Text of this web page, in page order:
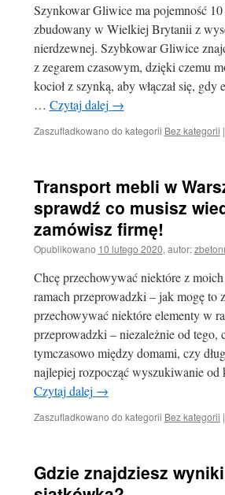
Szynkowar Gliwice ma pojemność
zbudowany w Wielkiej Brytanii z
nierdzewnej. Szybkowar Gliwice
z zegarem czasowym, dzięki czemu
kocioł z szynką, aby włączał się, gdy
… Czytaj dalej →
Zaszufladkowano do kategorii Bez kategorii |
Transport mebli w
sprawdź co musisz
zamówisz firmę!
Opublikowano 10 lutego 2020, autor:
Chcę przechowywać niektóre z
ramach przeprowadzki – jak mogę to
przechowywać niektóre elementy w
przeprowadzki – niezależnie od tego,
tymczasowo między domami, czy
najlepiej rozpocząć wyszukiwanie
Czytaj dalej →
Zaszufladkowano do kategorii Bez kategorii |
Gdzie znajdziesz